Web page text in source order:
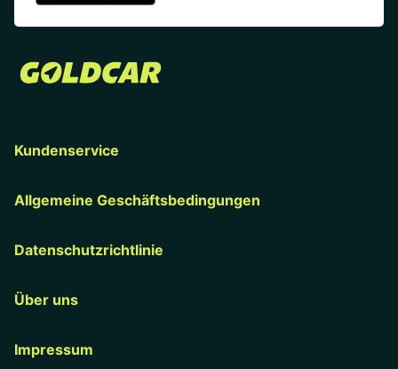
Kundenservice
Allgemeine Geschäftsbedingungen
Datenschutzrichtlinie
Über uns
Impressum